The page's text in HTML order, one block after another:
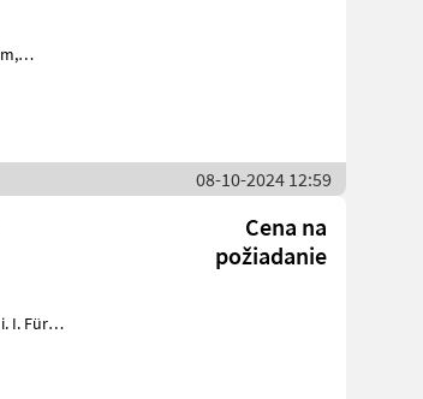
08-10-2024 12:59
Cena na
požiadanie